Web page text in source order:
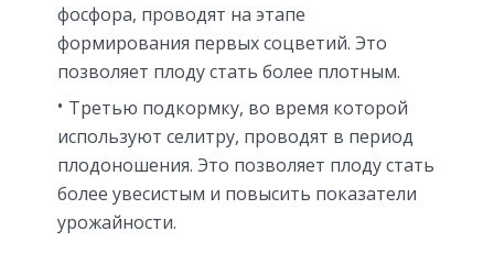
фосфора, проводят на этапе
формирования первых соцветий. Это
позволяет плоду стать более плотным.
Третью подкормку, во время которой
используют селитру, проводят в период
плодоношения. Это позволяет плоду стать
более увесистым и повысить показатели
урожайности.